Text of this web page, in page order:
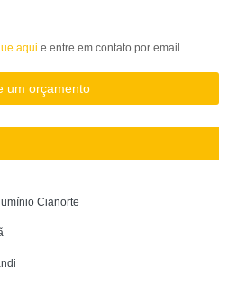
aqui e entre em contato por email.
um orçamento
Cianorte